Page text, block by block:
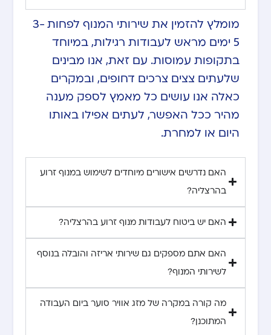
מומלץ להזמין את שירותי המנוף לפחות 3-
5 ימים מראש לעבודות רגילות, במיוחד
בתקופות עמוסות. עם זאת, אנו מבינים
שלעתים צצים צרכים דחופים, ובמקרים
כאלה אנו עושים כל מאמץ לספק מענה
מהיר ככל האפשר, לעתים אפילו באותו
היום או למחרת.
האם נדרשים אישורים מיוחדים לשימוש במנוף זרוע
בהרצליה?
האם יש ביטוח לעבודות מנוף זרוע בהרצליה?
האם אתם מספקים גם שירותי אריזה והובלה בנוסף
לשירותי המנוף?
מה קורה במקרה של מזג אוויר סוער ביום העבודה
המתוכנן?